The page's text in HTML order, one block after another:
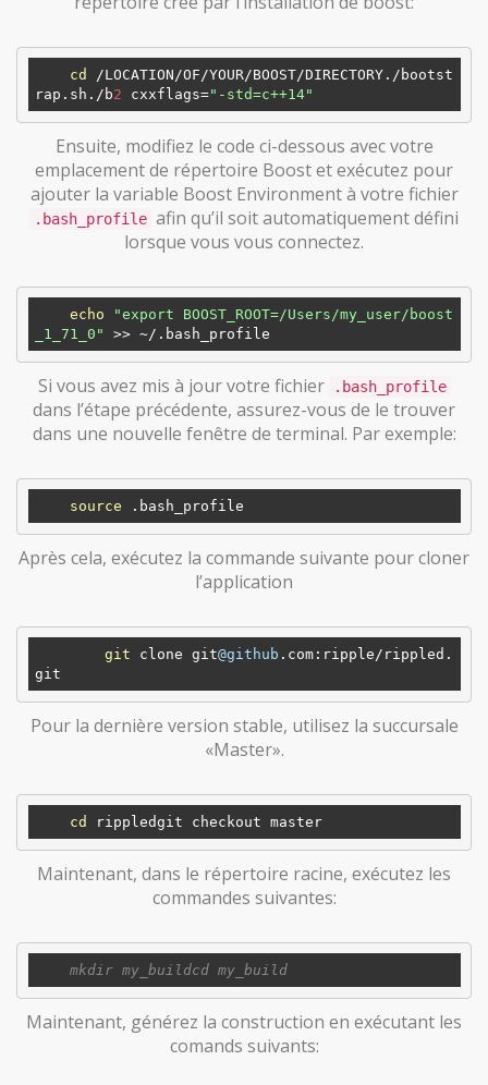
cd
/LOCATION/OF/YOUR/BOOST/DIRECTORY./bootst
rap.sh./b2 cxxflags="-std=c++14"
Ensuite, modifiez le code ci-dessous avec votre
emplacement de répertoire Boost et exécutez pour
ajouter la variable Boost Environment à votre fichier
.bash_profile afin qu’il soit automatiquement défini
lorsque vous vous connectez.
echo
"export BOOST_ROOT=/Users/my_user/boost
_1_71_0"
Si vous avez mis à jour votre fichier .bash_profile
dans l’étape précédente, assurez-vous de le trouver
dans une nouvelle fenêtre de terminal. Par exemple:
source
Après cela, exécutez la commande suivante pour cloner
l’application
git clone git@github .com:ripple/rippled.
Pour la dernière version stable, utilisez la succursale
«Master».
cd
Maintenant, dans le répertoire racine, exécutez les
commandes suivantes:
Maintenant, générez la construction en exécutant les
comands suivants: